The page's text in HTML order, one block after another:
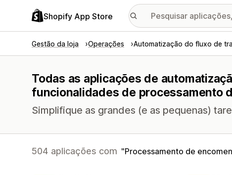
Shopify App Store
Gestão da loja Operações Automatização do fluxo de
Todas as aplicações de
funcionalidades de processamento
Simplifique as grandes (e as pequenas)
504 aplicações com Processamento de